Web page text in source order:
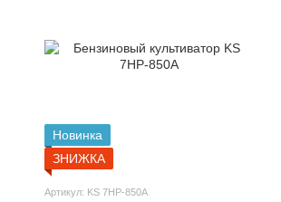
Новинка
ЗНИЖКА
Артикул: KS 7HP-850A